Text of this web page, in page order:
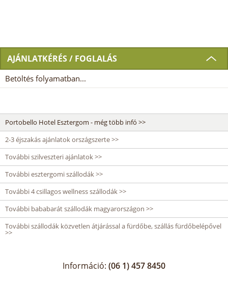
AJÁNLATKÉRÉS / FOGLALÁS
Betöltés folyamatban...
Portobello Hotel Esztergom - még több infó >>
2-3 éjszakás ajánlatok országszerte >>
További szilveszteri ajánlatok >>
További esztergomi szállodák >>
További 4 csillagos wellness szállodák >>
További bababarát szállodák magyarországon >>
További szállodák közvetlen átjárással a fürdőbe, szállás fürdőbelépővel
>>
Információ: (06 1) 457 8450